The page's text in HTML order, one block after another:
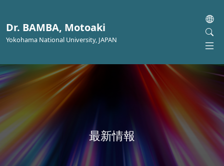
Dr. BAMBA, Motoaki
Yokohama National University, JAPAN
最新情報